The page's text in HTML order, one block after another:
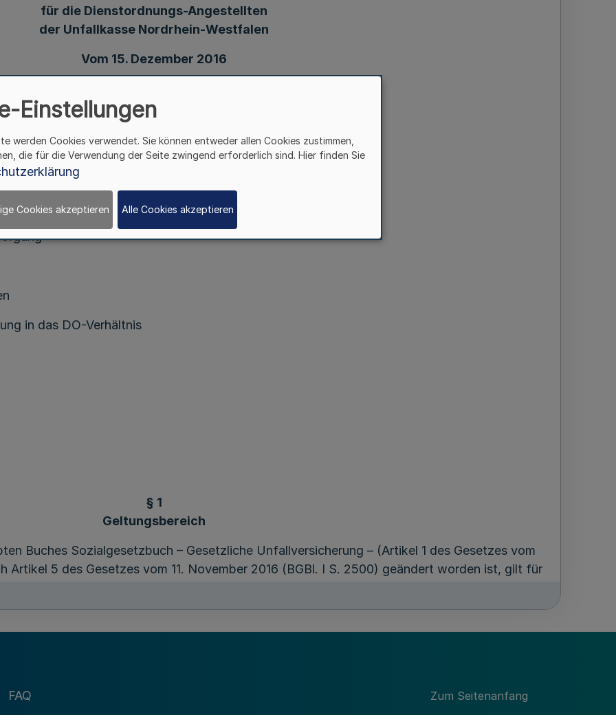
für die Dienstordnungs-Angestellten
der Unfallkasse Nordrhein-Westfalen
Vom 15. Dezember 2016
in das DO-Verhältnis
§ 1
Geltungsbereich
Buches Sozialgesetzbuch – Gesetzliche Unfallversicherung – (Artikel 1 des Gesetzes vom
Artikel 5 des Gesetzes vom 11. November 2016 (BGBl. I S. 2500) geändert worden ist, gilt für
werden, wer
FAQ Zum Seitenanfang
Einstellungen
werden Cookies verwendet. Sie können entweder allen Cookies zustimmen,
die für die Verwendung der Seite zwingend erforderlich sind. Hier finden Sie
Cookies akzeptieren Alle Cookies akzeptieren